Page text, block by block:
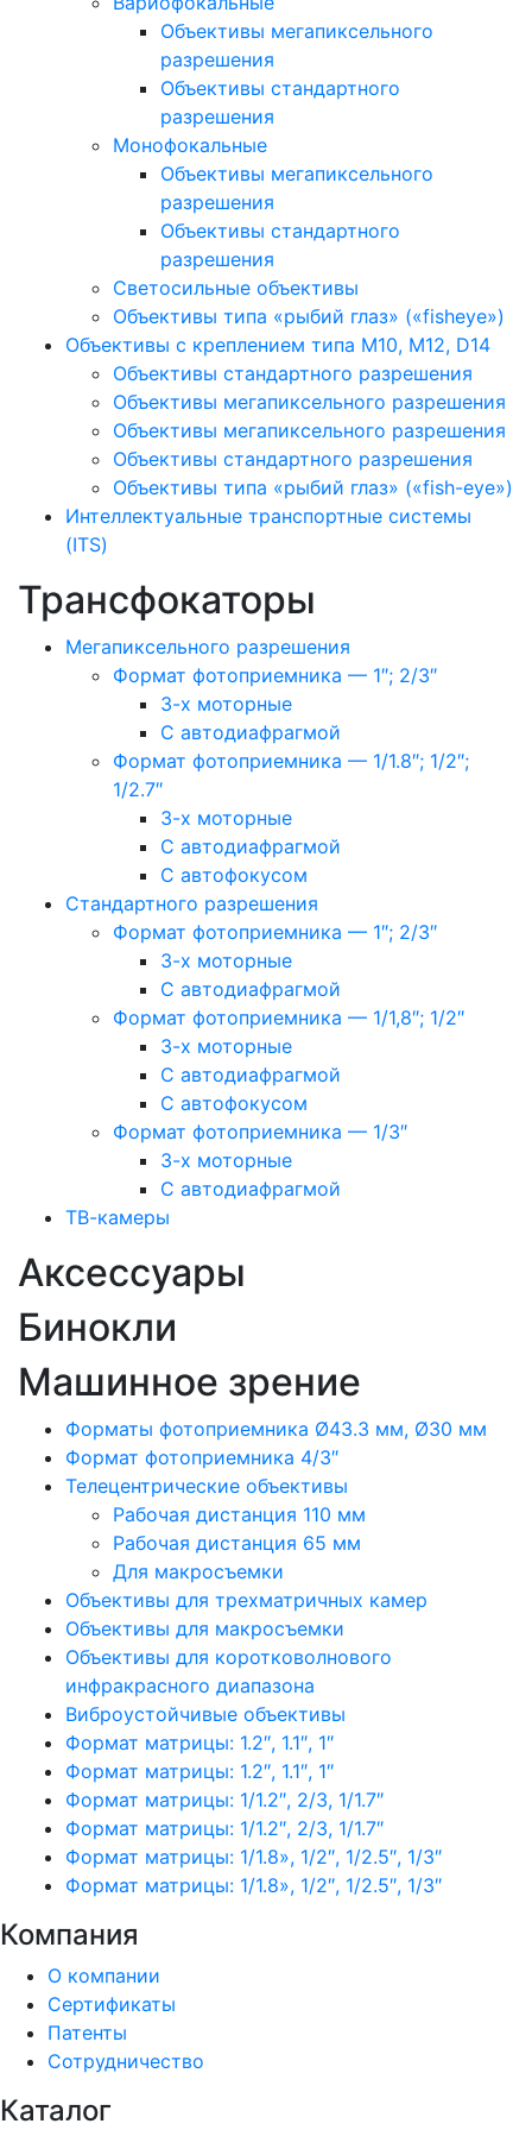
Объективы мегапиксельного
разрешения
Объективы стандартного
разрешения
Монофокальные
Объективы мегапиксельного
разрешения
Объективы стандартного
разрешения
Светосильные объективы
Объективы типа «рыбий глаз» («fisheye»)
Объективы с креплением типа M10, M12, D14
Объективы стандартного разрешения
Объективы мегапиксельного разрешения
Объективы мегапиксельного разрешения
Объективы стандартного разрешения
Объективы типа «рыбий глаз» («fish-eye»)
Интеллектуальные транспортные системы
(ITS)
Трансфокаторы
Мегапиксельного разрешения
Формат фотоприемника — 1″; 2/3″
3-х моторные
С автодиафрагмой
Формат фотоприемника — 1/1.8″; 1/2″;
1/2.7″
3-х моторные
С автодиафрагмой
С автофокусом
Стандартного разрешения
Формат фотоприемника — 1″; 2/3″
3-х моторные
С автодиафрагмой
Формат фотоприемника — 1/1,8″; 1/2″
3-х моторные
С автодиафрагмой
С автофокусом
Формат фотоприемника — 1/3″
3-х моторные
С автодиафрагмой
ТВ-камеры
Аксессуары
Бинокли
Машинное зрение
Форматы фотоприемника Ø43.3 мм, Ø30 мм
Формат фотоприемника 4/3″
Телецентрические объективы
Рабочая дистанция 110 мм
Рабочая дистанция 65 мм
Для макросъемки
Объективы для трехматричных камер
Объективы для макросъемки
Объективы для коротковолнового
инфракрасного диапазона
Виброустойчивые объективы
Формат матрицы: 1.2″, 1.1″, 1″
Формат матрицы: 1.2″, 1.1″, 1″
Формат матрицы: 1/1.2″, 2/3, 1/1.7″
Формат матрицы: 1/1.2″, 2/3, 1/1.7″
Формат матрицы: 1/1.8», 1/2″, 1/2.5″, 1/3″
Формат матрицы: 1/1.8», 1/2″, 1/2.5″, 1/3″
Компания
О компании
Сертификаты
Патенты
Сотрудничество
Каталог